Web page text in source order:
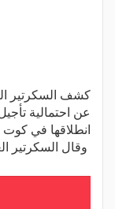
كشف السكرتير
عن احتمالية
وقال السكرتير